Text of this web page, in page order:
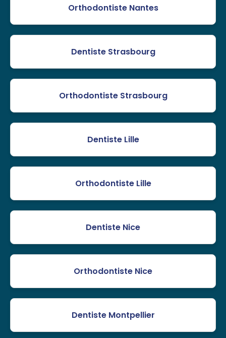
Orthodontiste Nantes
Dentiste Strasbourg
Orthodontiste Strasbourg
Dentiste Lille
Orthodontiste Lille
Dentiste Nice
Orthodontiste Nice
Dentiste Montpellier